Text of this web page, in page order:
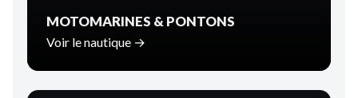
MOTOMARINES & PONTONS
Voir le nautique →